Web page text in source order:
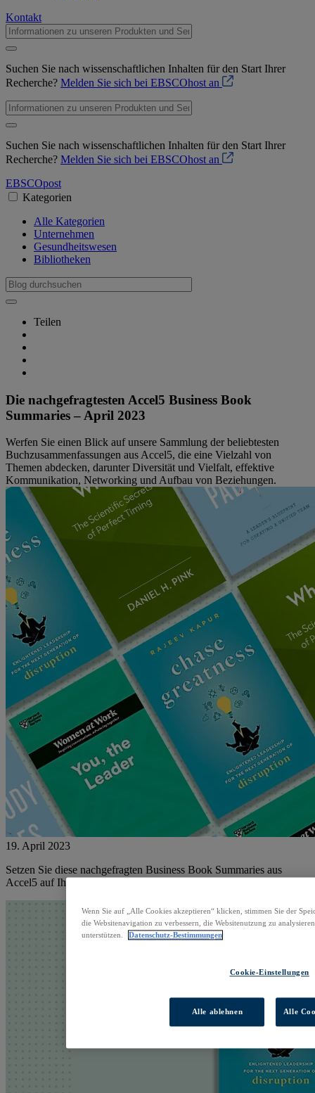
Kontakt
Suchen Sie nach wissenschaftlichen Inhalten für den Start Ihrer
Recherche? Melden Sie sich bei EBSCOhost an
Suchen Sie nach wissenschaftlichen Inhalten für den Start Ihrer
Recherche? Melden Sie sich bei EBSCOhost an
EBSCOpost
Kategorien
Alle Kategorien
Unternehmen
Gesundheitswesen
Bibliotheken
Teilen
Die nachgefragtesten Accel5 Business Book
Summaries – April 2023
Werfen Sie einen Blick auf unsere Sammlung der beliebtesten
Buchzusammenfassungen aus Accel5, die eine Vielzahl von
Themen abdecken, darunter Diversität und Vielfalt, effektive
Kommunikation, Networking und Aufbau von Beziehungen.
19. April 2023
Setzen Sie diese nachgefragten Business Book Summaries aus
Accel5 auf Ihre Leseliste.
Wenn Sie auf „Alle Cookies akzeptieren“ klicken, stimmen Sie der
die Websitenavigation zu verbessern, die Websitenutzung zu
unterstützen.
Datenschutz-Bestimmungen
Cookie-Einstellungen
Alle ablehnen Alle